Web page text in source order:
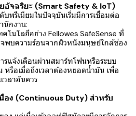
อัจฉริยะ (Smart Safety & IoT)
บพรีเมียมในปัจจุบันเริ่มมีการเชื่อมต่อ
นักงาน:
โนโลยีอย่าง Fellowes SafeSense ที่
พบความร้อนจากผิวหนังมนุษย์ใกล้ช่อง
แจ้งเตือนผ่านสมาร์ทโฟนหรือระบบ
หรือเมื่อถึงเวลาต้องหยอดน้ำมัน เพื่อ
วลาอันควร
อง (Continuous Duty) สำหรับ